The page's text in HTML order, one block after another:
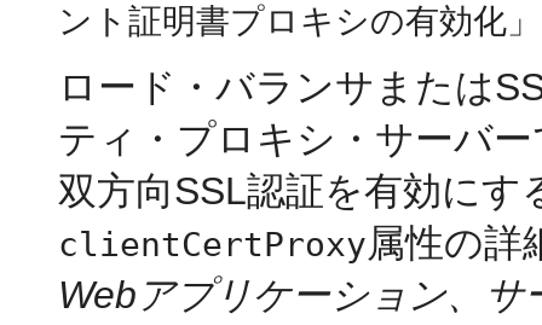
ント証明書プロキシの有効化」
ロード・バランサまたは
ティ・プロキシ・サーバー
双方向SSL認証を有効にす
clientCertProxy属性の詳
Webアプリケーション、